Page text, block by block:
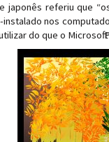
japonês referiu que
instalado nos
do que o Microsoft